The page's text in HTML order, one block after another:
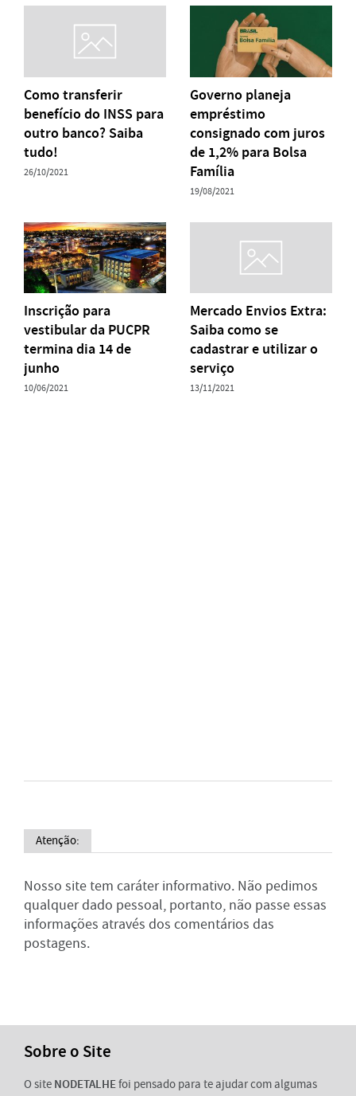
Como transferir
benefício do INSS para
outro banco? Saiba
tudo!
26/10/2021
Governo planeja
empréstimo
consignado com juros
de 1,2% para Bolsa
Família
19/08/2021
Inscrição para
vestibular da PUCPR
termina dia 14 de
junho
10/06/2021
Mercado Envios Extra:
Saiba como se
cadastrar e utilizar o
serviço
13/11/2021
Atenção:
Nosso site tem caráter informativo. Não pedimos
qualquer dado pessoal, portanto, não passe essas
informações através dos comentários das
postagens.
Sobre o Site
O site NODETALHEfoi pensado para te ajudar com algumas